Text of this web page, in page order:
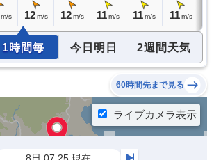
m/s 12 m/s 12 m/s 11m/s 11m/s 11 m/s
1時間毎 今日明日 2週間天気
60時間先まで見る